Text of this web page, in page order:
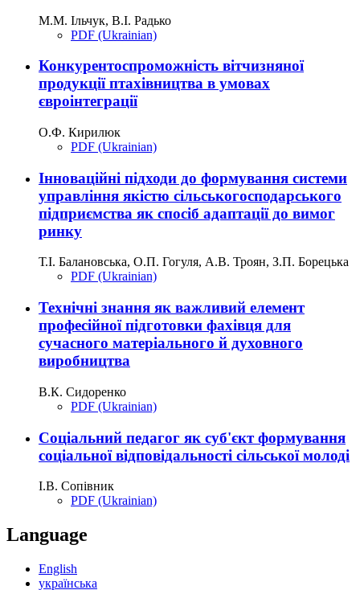
М.М. Ільчук, В.І. Радько
PDF (Ukrainian)
Конкурентоспроможність вітчизняної
продукції птахівництва в умовах
євроінтеграції
О.Ф. Кирилюк
PDF (Ukrainian)
Інноваційні підходи до формування системи
управління якістю сільськогосподарського
підприємства як спосіб адаптації до вимог
ринку
Т.І. Балановська, О.П. Гогуля, А.В. Троян, З.П. Борецька
PDF (Ukrainian)
Технічні знання як важливий елемент
професійної підготовки фахівця для
сучасного матеріального й духовного
виробництва
В.К. Сидоренко
PDF (Ukrainian)
Соціальний педагог як суб'єкт формування
соціальної відповідальності сільської молоді
І.В. Сопівник
PDF (Ukrainian)
Language
English
українська